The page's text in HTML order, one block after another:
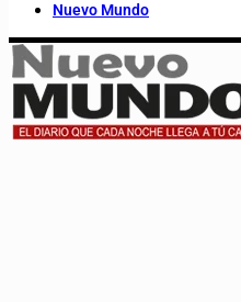
Nuevo Mundo